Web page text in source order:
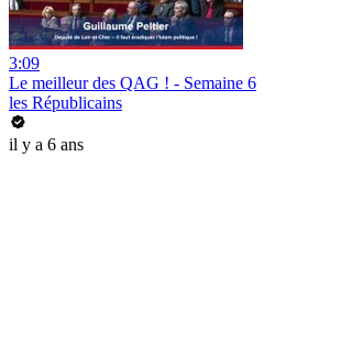
3:09
Le meilleur des QAG ! - Semaine 6
les Républicains
il y a 6 ans